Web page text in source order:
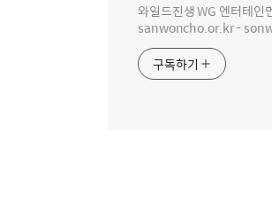
와일드진생 WG 엔터테
sanwoncho.or.kr -
구독하기